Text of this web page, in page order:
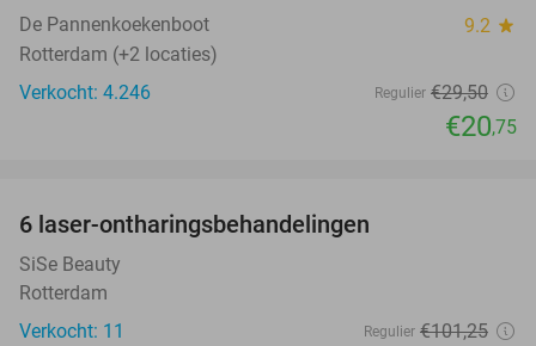
De Pannenkoekenboot 9.2 star
Rotterdam (+2 locaties)
Verkocht: 4.246
Regulier €29,50
€20,75
6 laser-ontharingsbehandelingen
SiSe Beauty
Rotterdam
Verkocht: 11
Regulier €101,25